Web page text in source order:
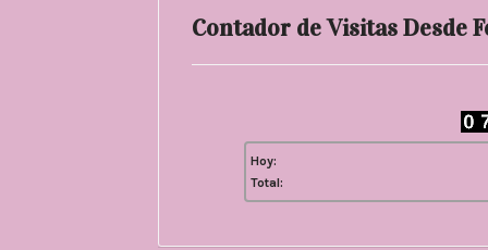
Contador de Visitas Desde
Hoy:
Total: